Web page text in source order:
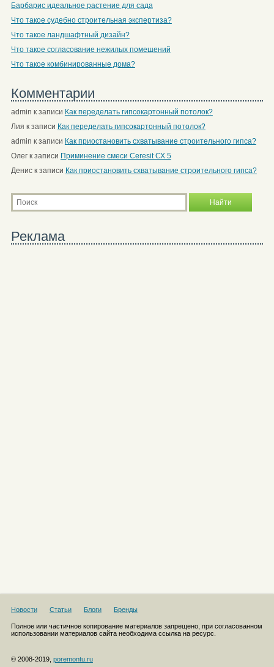
Барбарис идеальное растение для сада
Что такое судебно строительная экспертиза?
Что такое ландшафтный дизайн?
Что такое согласование нежилых помещений
Что такое комбинированные дома?
Комментарии
admin к записи Как переделать гипсокартонный потолок?
Лия к записи Как переделать гипсокартонный потолок?
admin к записи Как приостановить схватывание строительного гипса?
Олегк записи Приминение смеси Ceresit СХ 5
Дениск записи Как приостановить схватывание строительного гипса?
Реклама
Новости Статьи Блоги Бренды
Полное или частичное копирование материалов запрещено, при согласованном
использовании материалов сайта необходима ссылка на ресурс.
© 2008-2019, poremontu.ru